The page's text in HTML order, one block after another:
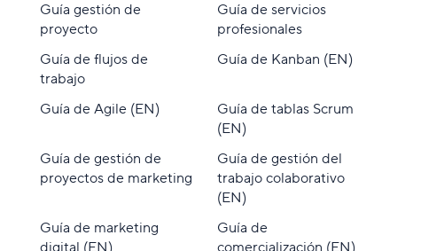
Guía gestión de
proyecto
Guía de servicios
profesionales
Guía de flujos de
trabajo
Guía de Kanban (EN)
Guía de Agile (EN)
Guía de tablas Scrum
(EN)
Guía de gestión de
proyectos de marketing
Guía de gestión del
trabajo colaborativo
(EN)
Guía de marketing
Guía de